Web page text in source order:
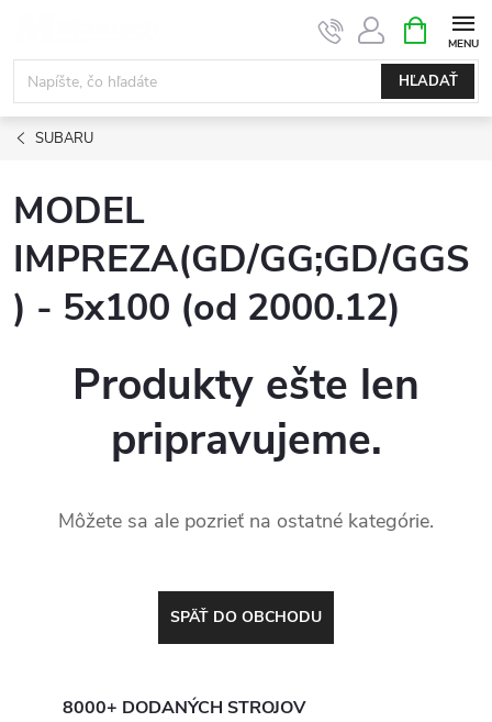
obsah
HĽADAŤ
KOŠÍK
SUBARU
MODEL
IMPREZA(GD/GG;GD/GGS
) - 5x100 (od 2000.12)
Produkty ešte len
pripravujeme.
Môžete sa ale pozrieť na ostatné kategórie.
SPÄŤ DO OBCHODU
8000+ DODANÝCH STROJOV